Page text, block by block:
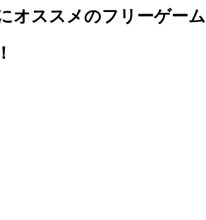
オススメのフリーゲーム